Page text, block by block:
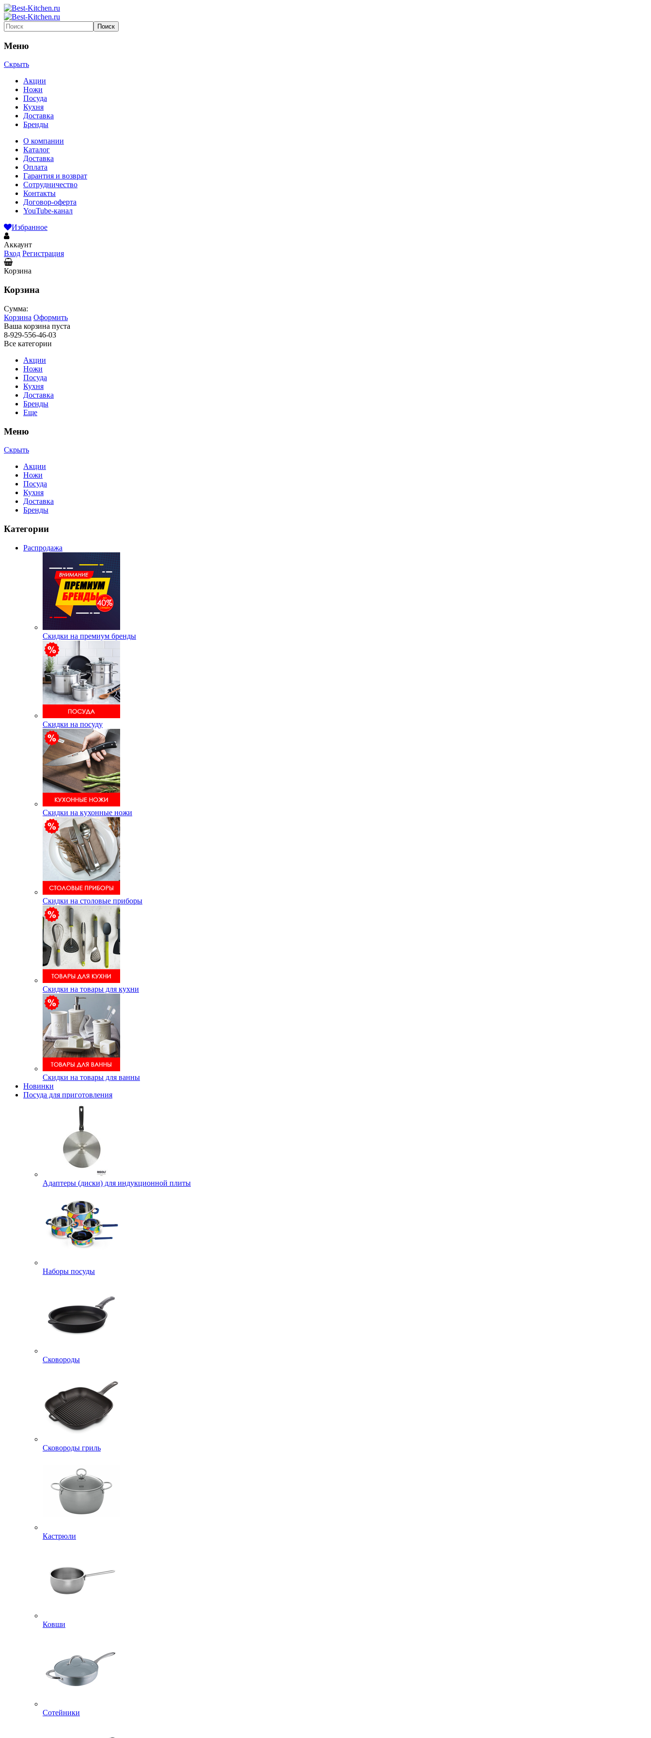
Меню
Скрыть
Акции
Ножи
Посуда
Кухня
Доставка
Бренды
О компании
Каталог
Доставка
Оплата
Гарантия и возврат
Сотрудничество
Контакты
Договор-оферта
YouTube-канал
Избранное
Аккаунт
Вход Регистрация
Корзина
Корзина
Сумма:
Корзина Оформить
Ваша корзина пуста
8-929-556-46-03
Все категории
Акции
Ножи
Посуда
Кухня
Доставка
Бренды
Еще
Меню
Скрыть
Акции
Ножи
Посуда
Кухня
Доставка
Бренды
Категории
Распродажа
Скидки на премиум бренды
Скидки на посуду
Скидки на кухонные ножи
Скидки на столовые приборы
Скидки на товары для кухни
Скидки на товары для ванны
Новинки
Посуда для приготовления
Адаптеры (диски) для индукционной плиты
Наборы посуды
Сковороды
Сковороды гриль
Кастрюли
Ковши
Сотейники